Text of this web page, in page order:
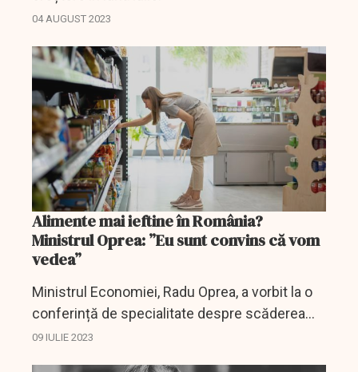
04 AUGUST 2023
Alimente mai ieftine în România?
Ministrul Oprea: ”Eu sunt convins că vom
vedea”
Ministrul Economiei, Radu Oprea, a vorbit la o
conferință de specialitate despre scăderea
prețurilor la alimente și despre cum se poate
09 IULIE 2023